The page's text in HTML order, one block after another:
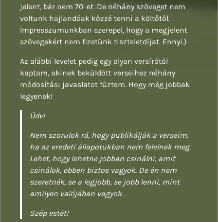
jelent, bár nem 70-et. De néhány szöveget nem
voltunk hajlandóak közzé tenni a költőtől.
Impresszumunkban szerepel, hogy a megjelent
szövegekért nem fizetünk tiszteletdíjat. Ennyi.)
Az alábbi levelet pedig egy olyan versírótól
kaptam, akinek beküldött verseihez néhány
módosítási javaslatot fűztem. Hogy még jobbak
legyenek!
Üdv!
Nem szorulok rá, hogy publikálják a verseim,
ha az eredeti állapotukban nem felelnek meg.
Lehet, hogy lehetne jobban csinálni, amit
csinálok, ebben biztos vagyok. De én nem
szeretnék, se a legjobb, se jobb lenni, mint
amilyen valójában vagyok.
Szép estét!